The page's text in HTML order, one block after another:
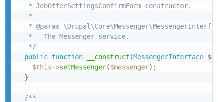
   * JobOfferSettingsConfirmForm constructor.
   *
* @param
   *   The Messenger service.
   */
public function __construct (MessengerInterface
$this->setMessenger($messenger) ;
}
/**